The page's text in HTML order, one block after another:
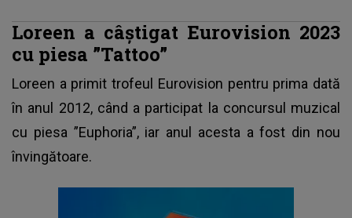
Loreen a câștigat Eurovision 2023
cu piesa ”Tattoo”
Loreen a primit trofeul Eurovision pentru prima dată
în anul 2012, când a participat la concursul muzical
cu piesa ”Euphoria”, iar anul acesta a fost din nou
învingătoare.